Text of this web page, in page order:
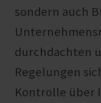
sondern auch
durchdachten
Regelungen
Kontrolle über